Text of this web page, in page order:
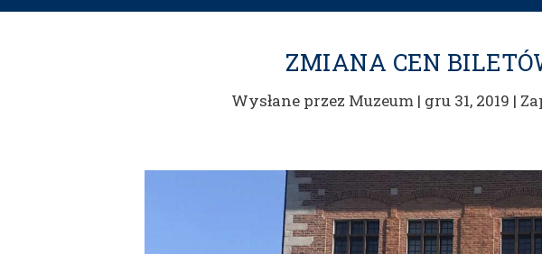
ZMIANA CEN
Wysłane przez Muzeum| gru 31, 2019 |